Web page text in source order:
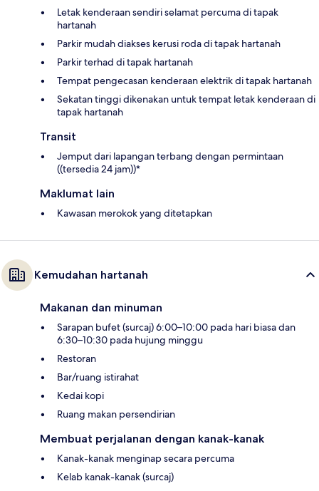
Letak kenderaan sendiri selamat percuma di tapak
hartanah
Parkir mudah diakses kerusi roda di tapak hartanah
Parkir terhad di tapak hartanah
Tempat pengecasan kenderaan elektrik di tapak hartanah
Sekatan tinggi dikenakan untuk tempat letak kenderaan di
tapak hartanah
Transit
Jemput dari lapangan terbang dengan permintaan
((tersedia 24 jam))*
Maklumat lain
Kawasan merokok yang ditetapkan
Kemudahan hartanah
Makanan dan minuman
Sarapan bufet (surcaj) 6:00–10:00 pada hari biasa dan
6:30–10:30 pada hujung minggu
Restoran
Bar/ruang istirahat
Kedai kopi
Ruang makan persendirian
Membuat perjalanan dengan kanak-kanak
Kanak-kanak menginap secara percuma
Kelab kanak-kanak (surcaj)